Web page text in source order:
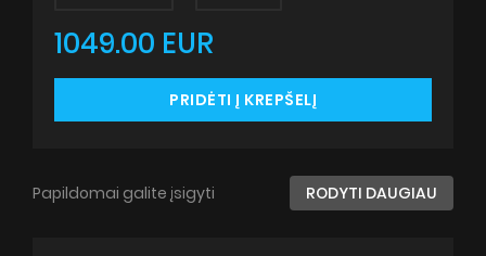
1049.00 EUR
PRIDĖTI Į KREPŠELĮ
Papildomai galite įsigyti RODYTI DAUGIAU